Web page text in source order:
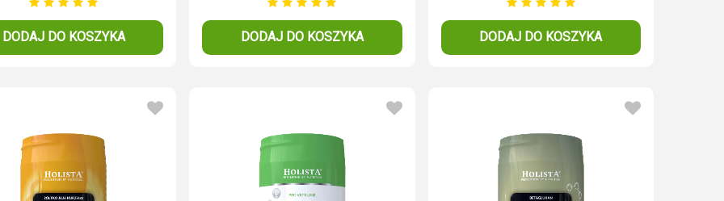
DODAJ DO KOSZYKA DODAJ DO KOSZYKA DODAJ DO KOSZYKA